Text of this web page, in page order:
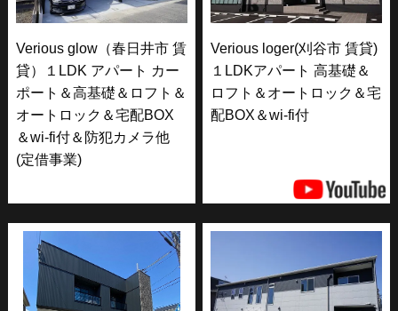
Verious glow（春日井市 賃
貸）１LDK アパート カー
ポート＆高基礎＆ロフト＆
オートロック＆宅配BOX
＆wi-fi付＆防犯カメラ他
(定借事業)
Verious loger(刈谷市 賃貸)
１LDKアパート 高基礎＆
ロフト＆オートロック＆宅
配BOX＆wi-fi付